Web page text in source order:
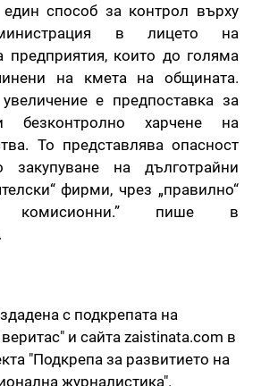
способ за контрол върху
в лицето на
предприятия, които до голяма
на кмета на общината.
е предпоставка за
безконтролно харчене на
То представлява опасност
закупуване на дълготрайни
фирми, чрез „правилно“
комисионни.” пише в
с подкрепата на
и сайта zaistinata.com в
"Подкрепа за развитието на
журналистика".